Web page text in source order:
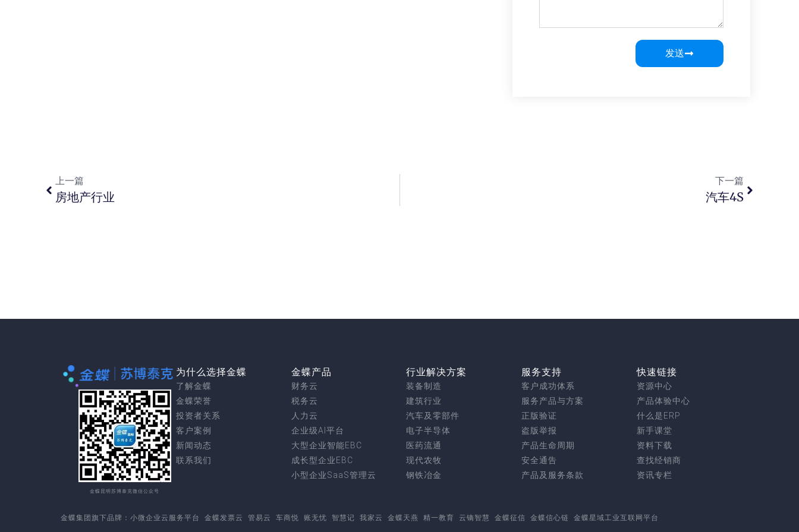
发送
上一篇
房地产行业
下一篇
汽车4S
金蝶昆明苏博泰克微信公众号
为什么选择金蝶
了解金蝶
金蝶荣誉
投资者关系
客户案例
新闻动态
联系我们
金蝶产品
财务云
税务云
人力云
企业级AI平台
大型企业智能EBC
成长型企业EBC
小型企业SaaS管理云
行业解决方案
装备制造
建筑行业
汽车及零部件
电子半导体
医药流通
现代农牧
钢铁冶金
服务支持
客户成功体系
服务产品与方案
正版验证
盗版举报
产品生命周期
安全通告
产品及服务条款
快速链接
资源中心
产品体验中心
什么是ERP
新手课堂
资料下载
查找经销商
资讯专栏
金蝶集团旗下品牌： 小微企业云服务平台 金蝶发票云 管易云 车商悦 账无忧 智慧记 我家云 金蝶天燕 精一教育 云镝智慧 金蝶征信 金蝶信心链 金蝶星域工业互联网平台